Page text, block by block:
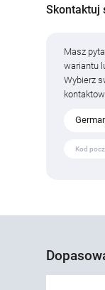
Skontaktuj
Masz
wariantu
Wybierz